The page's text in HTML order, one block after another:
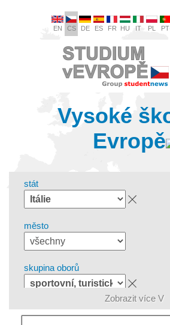
EN CS DE ES FR HU IT PL PT
Vysoké
Evropě
stát
město
skupina oborů
jazyk
Zobrazit více V